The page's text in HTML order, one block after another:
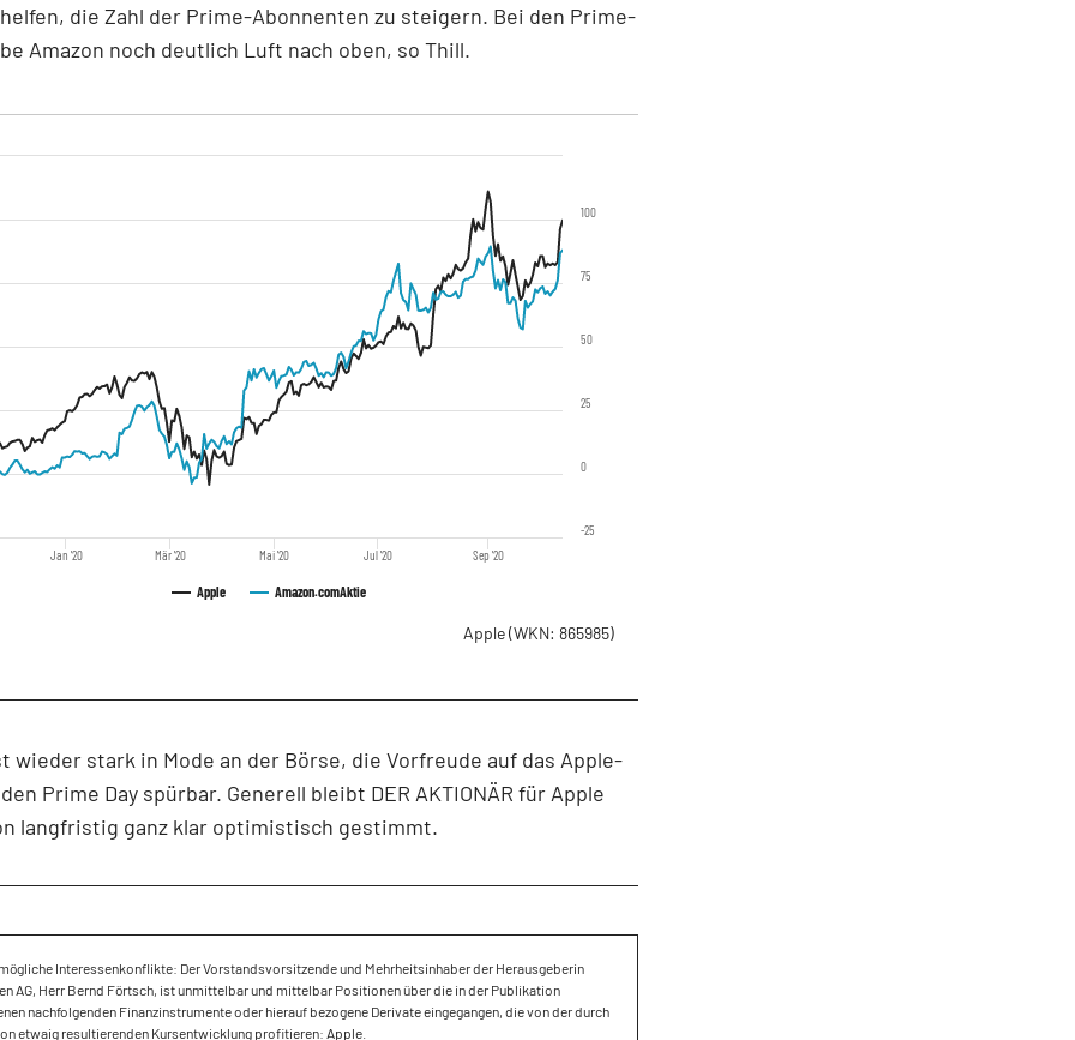
die Zahl der Prime-Abonnenten zu steigern. Bei den Prime-
Amazon noch deutlich Luft nach oben, so Thill.
Apple Amazon.comAktie
Jan '20 Mär '20 Mai '20 Jul '20 Sep '20
-25
0
25
50
75
100
Apple(WKN: 865985)
wieder stark in Mode an der Börse, die Vorfreude auf das Apple-
Prime Day spürbar. Generell bleibt DER AKTIONÄR für Apple
langfristig ganz klar optimistisch gestimmt.
Interessenkonflikte: Der Vorstandsvorsitzende und Mehrheitsinhaber der Herausgeberin
AG, Herr Bernd Förtsch, ist unmittelbar und mittelbar Positionen über die in der Publikation
nachfolgenden Finanzinstrumente oder hierauf bezogene Derivate eingegangen, die von der durch
etwaig resultierenden Kursentwicklung profitieren: Apple.